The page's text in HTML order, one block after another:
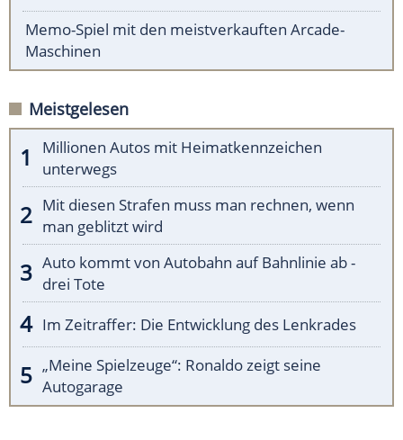
Memo-Spiel mit den meistverkauften Arcade-
Maschinen
Meistgelesen
Millionen Autos mit Heimatkennzeichen
unterwegs
Mit diesen Strafen muss man rechnen, wenn
man geblitzt wird
Auto kommt von Autobahn auf Bahnlinie ab -
drei Tote
Im Zeitraffer: Die Entwicklung des Lenkrades
„Meine Spielzeuge“: Ronaldo zeigt seine
Autogarage